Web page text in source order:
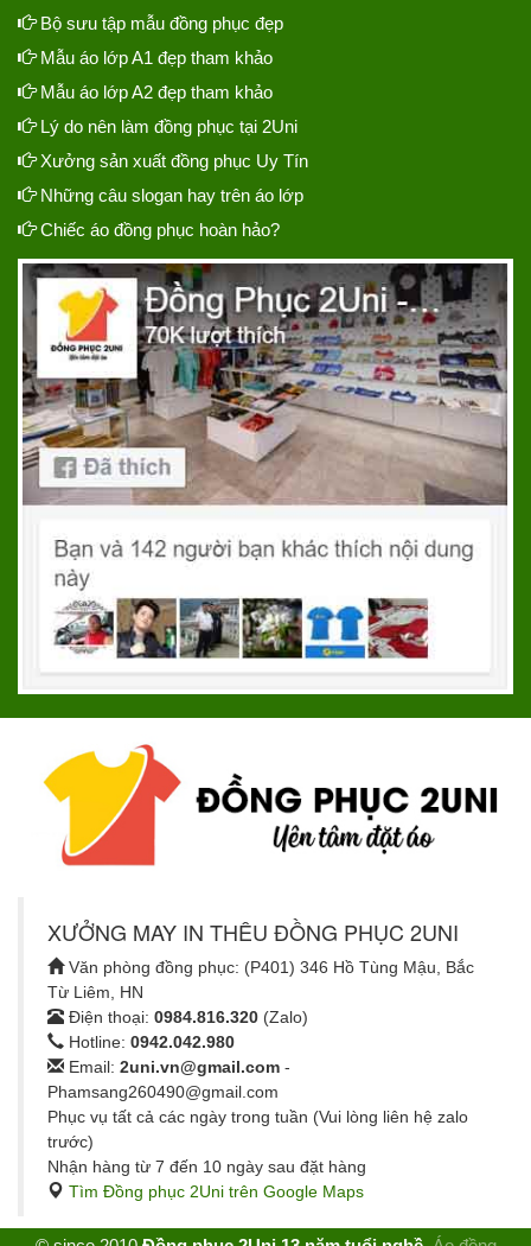
Bộ sưu tập mẫu đồng phục đẹp
Mẫu áo lớp A1 đẹp tham khảo
Mẫu áo lớp A2 đẹp tham khảo
Lý do nên làm đồng phục tại 2Uni
Xưởng sản xuất đồng phục Uy Tín
Những câu slogan hay trên áo lớp
Chiếc áo đồng phục hoàn hảo?
XƯỞNG MAY IN THÊU ĐỒNG PHỤC 2UNI
Văn phòng đồng phục: (P401) 346 Hồ Tùng Mậu, Bắc
Từ Liêm, HN
Điện thoại: 0984.816.320 (Zalo)
Hotline: 0942.042.980
Email: 2uni.vn@gmail.com -
Phamsang260490@gmail.com
Phục vụ tất cả các ngày trong tuần (Vui lòng liên hệ zalo
trước)
Nhận hàng từ 7 đến 10 ngày sau đặt hàng
Tìm Đồng phục 2Uni trên Google Maps